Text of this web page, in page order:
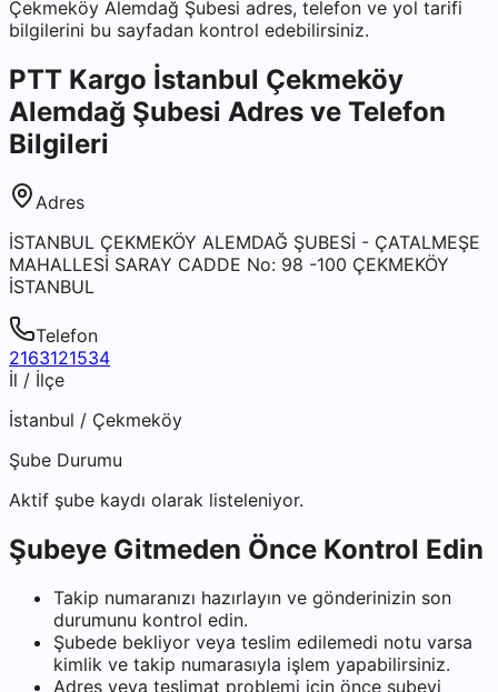
Çekmeköy Alemdağ Şubesi adres, telefon ve yol tarifi
bilgilerini bu sayfadan kontrol edebilirsiniz.
PTT Kargo İstanbul Çekmeköy
Alemdağ Şubesi Adres ve Telefon
Bilgileri
Adres
İSTANBUL ÇEKMEKÖY ALEMDAĞ ŞUBESİ - ÇATALMEŞE
MAHALLESİ SARAY CADDE No: 98 -100 ÇEKMEKÖY
İSTANBUL
Telefon
2163121534
İl / İlçe
İstanbul / Çekmeköy
Şube Durumu
Aktif şube kaydı olarak listeleniyor.
Şubeye Gitmeden Önce Kontrol Edin
Takip numaranızı hazırlayın ve gönderinizin son
durumunu kontrol edin.
Şubede bekliyor veya teslim edilemedi notu varsa
kimlik ve takip numarasıyla işlem yapabilirsiniz.
Adres veya teslimat problemi için önce şubeyi